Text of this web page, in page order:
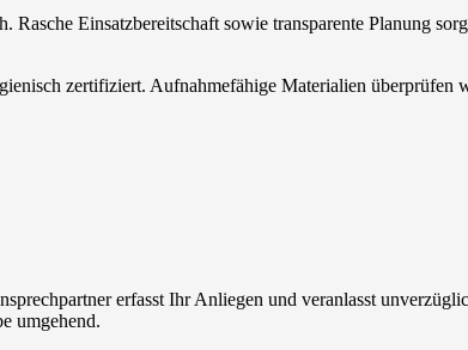
Einsatzbereitschaft sowie transparente Planung
zertifiziert. Aufnahmefähige Materialien überprüfen
erfasst Ihr Anliegen und veranlasst
umgehend.